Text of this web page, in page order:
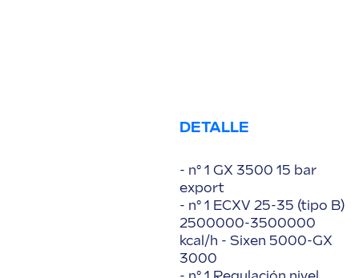
DETALLE
- n° 1 GX 3500 15 bar
export
- n° 1 ECXV 25-35 (tipo B)
2500000-3500000
kcal/h - Sixen 5000-GX
3000